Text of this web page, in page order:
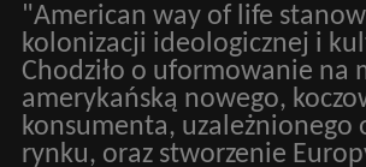
"American way of life
kolonizacji ideologicznej i
Chodziło o uformowanie na
amerykańską nowego,
konsumenta, uzależnionego
rynku, oraz stworzenie